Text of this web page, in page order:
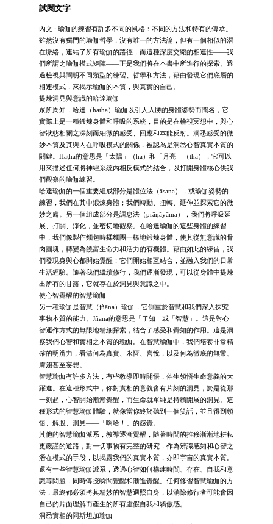
試閱文字
內文 : 瑜伽的練習有許多不同的風格：不同的方法和特有的傳承。
雖然沒有獨門的瑜伽哲學，沒有唯一的方法論，但有一個相似的潛
在脈絡，連結了所有瑜伽的路徑，而這種深度交織的相連性——我
們所謂之瑜伽模式矩陣——正是我們將在本書中所進行的探索。透
過檢視與闡明不同類型的練習、哲學和方法，藉由發現它們底層的
相連模式，來揭示瑜伽的本質，與真實的自己。
提煉洞見與意識的哈達瑜伽
眾所周知，哈達（haṭha）瑜伽以引人入勝的身體姿勢而聞名，它
實際上是一種鍛煉身體和呼吸的系統，目的是在檢視冥想中，與心
智狀態相關之深刻而細微的感受、回應和本能反射。洞悉感受的微
妙本質及其與內在呼吸模式的關係，被認為是洞悉心智真實本質的
關鍵。Haṭha的意思是「太陽」（ha）和「月亮」（tha），它可以
用來描述任何將神經系統內相反模式的結合，以打開身體核心供我
們觀察的瑜伽練習。
哈達瑜伽的一個重要組成部分是體位法（āsana），或瑜伽姿勢的
練習，我們在其中鍛煉身體；我們轉動、扭轉、延伸並探索它的微
妙之處。另一個組成部分是調息法（prāṇāyāma），我們將呼吸延
展、打開、淨化，並密切地觀察。在哈達瑜伽的這些身體的練習
中，我們像製作麵包時揉麵團一樣地鍛煉身體，使其從無意識的骨
肉團塊，轉變為饒富生命力和活力的有機體。藉由如此的練習，我
們發現身與心都開始覺醒；它們開始相互結合，並融入我們的日常
生活經驗。隨著我們繼續修行，我們逐漸發現，可以從身體中提煉
出所有的甘露，它就存在於洞見與意識之中。
使心智覺醒的智慧瑜伽
另一種瑜伽是智慧（jñāna）瑜伽，它側重於智慧和我們深入探究
事物本質的能力。Jñāna的意思是「了知」或「智慧」。這是對心
智運作方式的無限地精細探索，結合了感受和覺知的作用。這是洞
察我們心智和實相之本質的瑜伽。在智慧瑜伽中，我們培養非常精
確的明辨力，看清何為真實、永恆、喜悅，以及何為徹底的無常、
膚淺甚至妄想。
智慧瑜伽有許多方法，有些教導即時開悟，催生領悟生命意義的大
躍進。在這種形式中，你對實相的意義會有片刻的洞見，於是從那
一刻起，心智開始漸漸覺醒，而生命就單純是持續開展的洞見。這
種形式的智慧瑜伽體驗，就像當你終於聽到一個笑話，並且得到領
悟、解脫、洞見——「啊哈！」的感覺。
其他的智慧瑜伽派系，教導逐漸覺醒，隨著時間的推移漸漸地耕耘
更嚴謹的道路，對一切事物有完整的研究，作為辨識感知和心智之
潛在模式的手段，以揭露我們的真實本質，亦即宇宙的真實本質。
還有一些智慧瑜伽派系，透過心智如何構建時間、存在、自我和意
識等問題，同時傳授瞬間覺醒和漸進覺醒。任何修習智慧瑜伽的方
法，最終都必須將其精妙的智慧迴照自身，以消除修行者可能會因
自己的片面理解而產生的所有虛假自我和驕傲感。
洞悉實相的阿斯坦加瑜伽